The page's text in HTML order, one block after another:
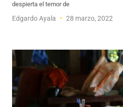
despierta el temor de
Edgardo Ayala 28 marzo, 2022